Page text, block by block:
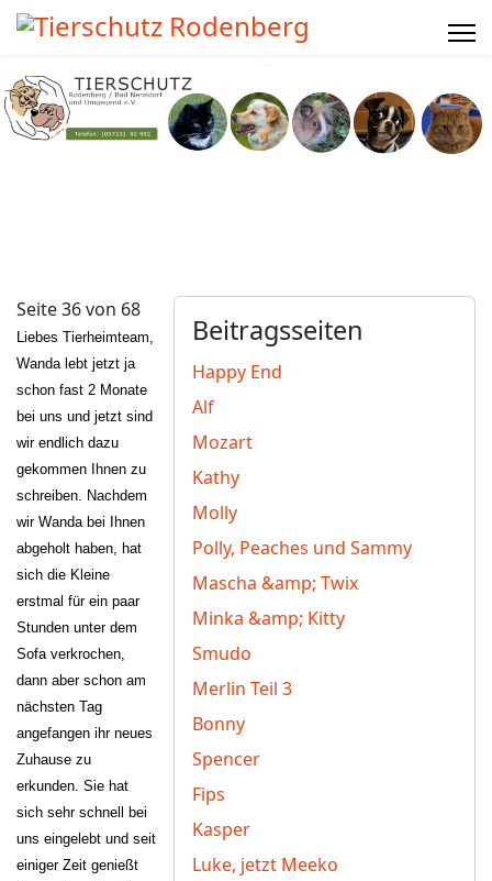
Beitragsseiten
Happy End
Alf
Mozart
Kathy
Molly
Polly, Peaches und Sammy
Mascha &amp; Twix
Minka &amp; Kitty
Smudo
Merlin Teil 3
Bonny
Spencer
Fips
Kasper
Luke, jetzt Meeko
Seite 36 von 68
Liebes Tierheimteam,
Wanda lebt jetzt ja
schon fast 2 Monate
bei uns und jetzt sind
wir endlich dazu
gekommen Ihnen zu
schreiben. Nachdem
wir Wanda bei Ihnen
abgeholt haben, hat
sich die Kleine
erstmal für ein paar
Stunden unter dem
Sofa verkrochen,
dann aber schon am
nächsten Tag
angefangen ihr neues
Zuhause zu
erkunden. Sie hat
sich sehr schnell bei
uns eingelebt und seit
einiger Zeit genießt